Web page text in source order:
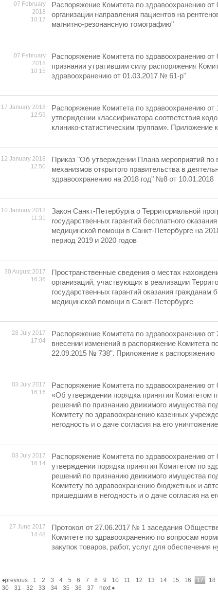
07 February
2018
10:17
Распоряжение Комитета по здравоохранению
организации направления пациентов на
магнитно-резонансную томографию"
07 February
2018
10:15
Распоряжение Комитета по здравоохранению
признании утратившим силу распоряжения
здравоохранению от 01.03.2017 № 61-р"
17 January 2018
12:59
Распоряжение Комитета по здравоохранению
утверждении классификатора соответствия
клинико-статистическим группам». Приложение
12 January 2018
12:50
Приказ "Об утверждении Плана мероприятий по
механизмов открытого правительства в
здравоохранению на 2018 год" №8 от 10.01.2018
10 January 2018
11:31
Закон Санкт-Петербурга о Территориальной
государственных гарантий бесплатного
медицинской помощи в Санкт-Петербурге на
период 2019 и 2020 годов
30 August 2017
16:36
Пространственные сведения о местах
организаций, участвующих в реализации
государственных гарантий оказания гражданам
медицинской помощи в Санкт-Петербурге
28 July 2017
17:04
Распоряжение Комитета по здравоохранению
внесении изменений в распоряжение Комитета
22.09.2015 № 738". Приложение к распоряжению
03 July 2017
16:16
Распоряжение Комитета по здравоохранению
«Об утверждении порядка принятия Комитетом
решений по признанию движимого имущества
Комитету по здравоохранению казенных
негодность и о даче согласия на его
03 July 2017
16:14
Распоряжение Комитета по здравоохранению
утверждении порядка принятия Комитетом по
решений по признанию движимого имущества
Комитету по здравоохранению бюджетных и
пришедшим в негодность и о даче согласия на
27 June 2017
14:48
Протокол от 27.06.2017 № 1 заседания
Комитете по здравоохранению по вопросам
закупок товаров, работ, услуг для обеспечения
previous 1 2 3 4 5 6 7 8 9 10 11 12 13 14 15 16 17
18
30
31 32 33 34 35 36 37 next